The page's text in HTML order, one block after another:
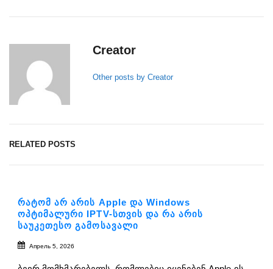
Creator
Other posts by Creator
RELATED POSTS
რატომ არ არის Apple და Windows
ოპტიმალური IPTV-სთვის და რა არის
საუკეთესო გამოსავალი
Апрель 5, 2026